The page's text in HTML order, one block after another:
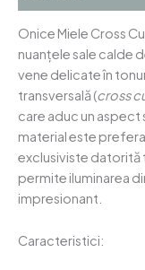
Onice Miele Cross
nuanțele sale calde
vene delicate în
transversală (cross
care aduc un
material este
exclusiviste datorită
permite iluminarea
impresionant.
Caracteristici: